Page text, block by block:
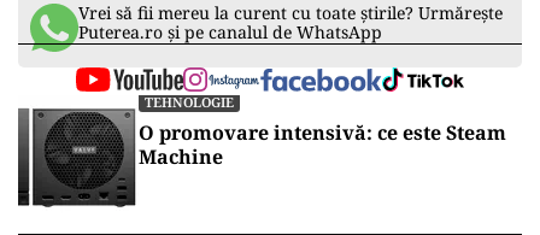
Vrei să fii mereu la curent cu toate știrile? Urmărește
Puterea.ro și pe canalul de WhatsApp
TEHNOLOGIE
O promovare intensivă: ce este Steam
Machine